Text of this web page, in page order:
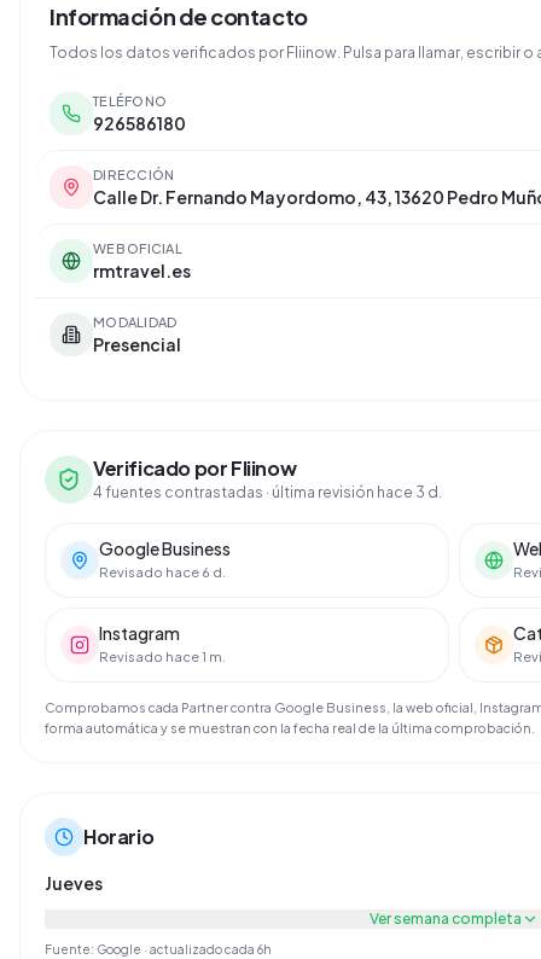
Información de contacto
Todos los datos verificados por Fliinow. Pulsa para llamar, escribir o
TELÉFONO
926586180
DIRECCIÓN
Calle Dr. Fernando Mayordomo, 43, 13620 Pedro
WEB OFICIAL
rmtravel.es
MODALIDAD
Presencial
Verificado por Fliinow
4 fuentes contrastadas · última revisión hace 3 d.
Google Business
Revisado hace 6 d.
Instagram
Revisado hace 1 m.
Comprobamos cada Partner contra Google Business, la web oficial,
forma automática y se muestran con la fecha real de la última comprobación.
Horario
Jueves
Ver semana completa
Fuente: Google · actualizado cada 6h